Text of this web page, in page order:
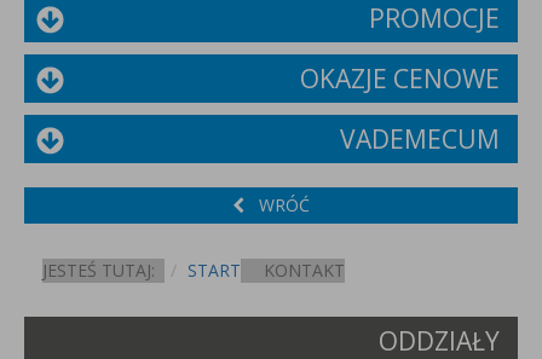
PROMOCJE
OKAZJE CENOWE
VADEMECUM
WRÓĆ
JESTEŚ TUTAJ: START KONTAKT
ODDZIAŁY